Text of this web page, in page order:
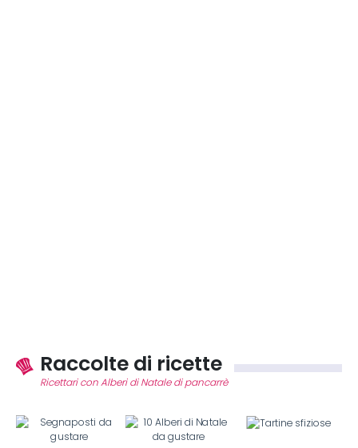
Raccolte di ricette
Ricettari con Alberi di Natale di pancarrè